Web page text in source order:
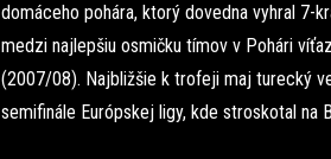
domáceho pohára, ktorý dovedna vyhral 7-
medzi najlepšiu osmičku tímov v Pohári
(2007/08). Najbližšie k trofeji maj turecký
semifinále Európskej ligy, kde stroskotal na